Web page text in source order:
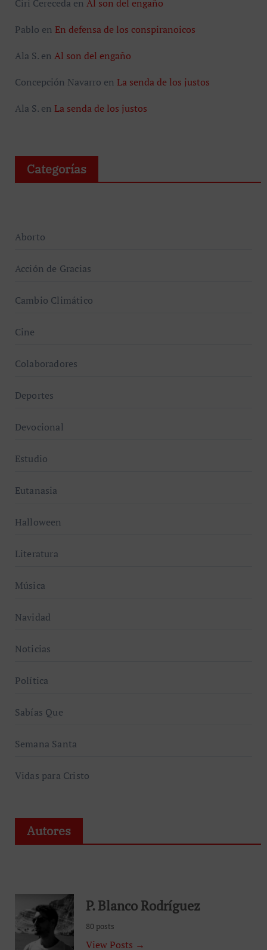
Ciri Cereceda en Al son del engaño
Pablo en En defensa de los conspiranoicos
Ala S.en Al son del engaño
Concepción Navarro en La senda de los justos
Ala S.en La senda de los justos
Categorías
Aborto
Acción de Gracias
Cambio Climático
Cine
Colaboradores
Deportes
Devocional
Estudio
Eutanasia
Halloween
Literatura
Música
Navidad
Noticias
Política
Sabías Que
Semana Santa
Vidas para Cristo
Autores
P. Blanco Rodríguez
80 posts
View Posts →